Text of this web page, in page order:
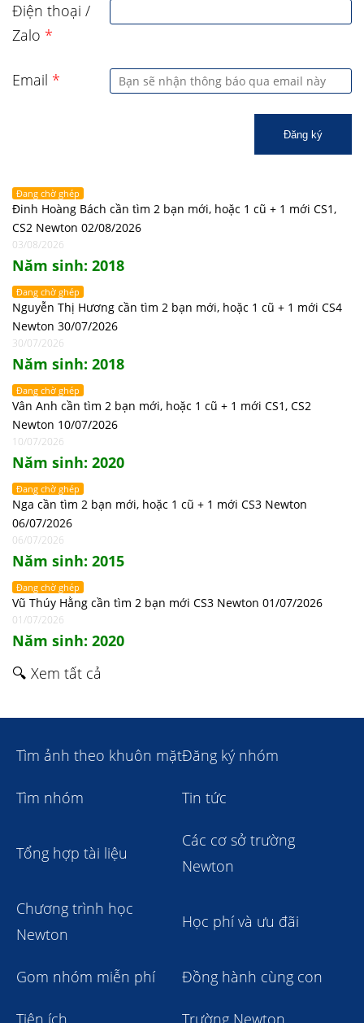
Điện thoại /
Zalo *
Email *
Đăng ký
Đang chờ ghép
Đinh Hoàng Bách cần tìm 2 bạn mới, hoặc 1 cũ + 1 mới CS1,
CS2 Newton 02/08/2026
03/08/2026
Năm sinh: 2018
Đang chờ ghép
Nguyễn Thị Hương cần tìm 2 bạn mới, hoặc 1 cũ + 1 mới CS4
Newton 30/07/2026
30/07/2026
Năm sinh: 2018
Đang chờ ghép
Vân Anh cần tìm 2 bạn mới, hoặc 1 cũ + 1 mới CS1, CS2
Newton 10/07/2026
10/07/2026
Năm sinh: 2020
Đang chờ ghép
Nga cần tìm 2 bạn mới, hoặc 1 cũ + 1 mới CS3 Newton
06/07/2026
06/07/2026
Năm sinh: 2015
Đang chờ ghép
Vũ Thúy Hằng cần tìm 2 bạn mới CS3 Newton 01/07/2026
01/07/2026
Năm sinh: 2020
🔍 Xem tất cả
Tìm ảnh theo khuôn mặtĐăng ký nhóm
Tìm nhóm Tin tức
Tổng hợp tài liệu
Các cơ sở trường
Newton
Chương trình học
Newton
Học phí và ưu đãi
Gom nhóm miễn phí Đồng hành cùng con
Tiện ích Trường Newton